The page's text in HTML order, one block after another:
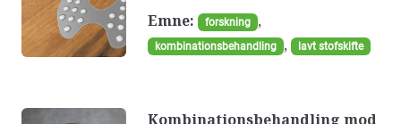
Emne:
forskning ,
kombinationsbehandling , lavt stofskifte
Kombinationsbehandling mod